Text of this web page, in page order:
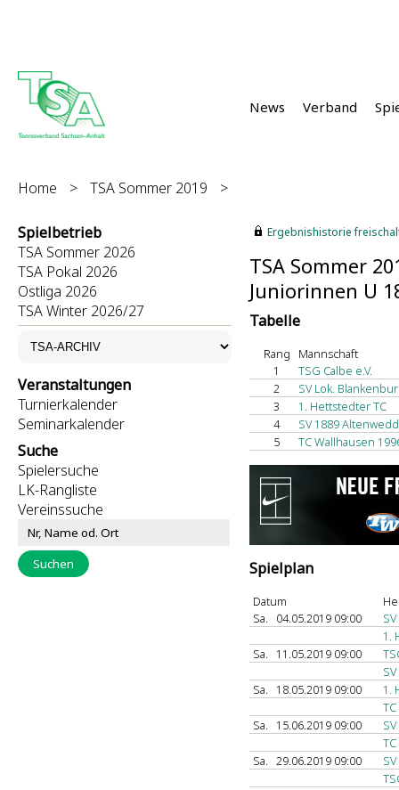
News Verband
Home > TSA Sommer 2019 >
Spielbetrieb
TSA Sommer 2026
TSA Pokal 2026
Ostliga 2026
TSA Winter 2026/27
Veranstaltungen
Turnierkalender
Seminarkalender
Suche
Spielersuche
LK-Rangliste
Vereinssuche
Ergebnishistorie
TSA Sommer
Juniorinnen U
Tabelle
Rang
Mannschaft
1
TSG Calbe e.V.
2
SV Lok.
3
1. Hettstedter TC
4
SV 1889
5
TC Wallhausen
Spielplan
Datum
Sa.
04.05.2019 09:00
1.
Sa.
11.05.2019 09:00
Sa.
18.05.2019 09:00
1.
Sa.
15.06.2019 09:00
Sa. 29.06.2019 09:00